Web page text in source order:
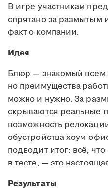
В игре участникам
спрятано за размытым
факт о компании.
Идея
Блюр — знакомый всем
но преимущества
можно и нужно. За
скрываются реальные
возможность
обустройства хоум-
подводит итог: всё,
в тесте, — это
Результаты